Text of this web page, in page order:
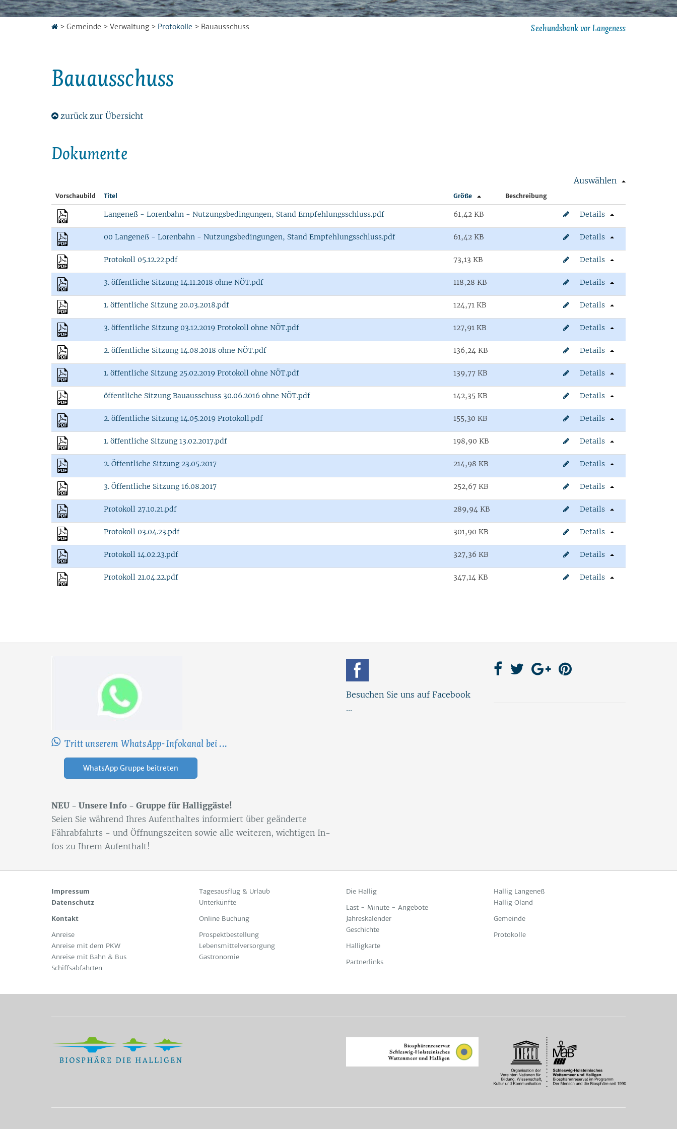
> Gemeinde > Verwaltung > Protokolle > Bauausschuss Seehundsbank vor Langeness
Bauausschuss
zurück zur Übersicht
Dokumente
Auswählen
Vorschaubild Titel Größe Beschreibung
Langeneß - Lorenbahn - Nutzungsbedingungen, Stand Empfehlungsschluss.pdf 61,42 KB Details
00 Langeneß - Lorenbahn - Nutzungsbedingungen, Stand Empfehlungsschluss.pdf 61,42 KB Details
Protokoll 05.12.22.pdf 73,13 KB Details
3. öffentliche Sitzung 14.11.2018 ohne NÖT.pdf 118,28 KB Details
1. öffentliche Sitzung 20.03.2018.pdf 124,71 KB Details
3. öffentliche Sitzung 03.12.2019 Protokoll ohne NÖT.pdf 127,91 KB Details
2. öffentliche Sitzung 14.08.2018 ohne NÖT.pdf 136,24 KB Details
1. öffentliche Sitzung 25.02.2019 Protokoll ohne NÖT.pdf 139,77 KB Details
öffentliche Sitzung Bauausschuss 30.06.2016 ohne NÖT.pdf 142,35 KB Details
2. öffentliche Sitzung 14.05.2019 Protokoll.pdf 155,30 KB Details
1. öffentliche Sitzung 13.02.2017.pdf 198,90 KB Details
2. Öffentliche Sitzung 23.05.2017 214,98 KB Details
3. Öffentliche Sitzung 16.08.2017 252,67 KB Details
Protokoll 27.10.21.pdf 289,94 KB Details
Protokoll 03.04.23.pdf 301,90 KB Details
Protokoll 14.02.23.pdf 327,36 KB Details
Protokoll 21.04.22.pdf 347,14 KB Details
Tritt unserem WhatsApp-Infokanal bei ...
WhatsApp Gruppe beitreten
NEU - Un­se­re Info - Grup­pe für Hal­lig­gäs­te!
Sei­en Sie wäh­rend Ih­res Auf­ent­hal­tes in­for­miert über ge­än­der­te
Fähr­ab­fahrts - und Öff­nungs­zei­ten so­wie alle wei­te­ren, wich­ti­gen In­
fos zu Ih­rem Auf­ent­halt!
Besuchen Sie uns auf Facebook
...
Impressum
Datenschutz
Kontakt
Anreise
Anreise mit dem PKW
Anreise mit Bahn & Bus
Schiffsabfahrten
Tagesausflug & Urlaub
Unterkünfte
Online Buchung
Prospektbestellung
Lebensmittelversorgung
Gastronomie
Die Hallig
Last - Minute - Angebote
Jahreskalender
Geschichte
Halligkarte
Partnerlinks
Hallig Langeneß
Hallig Oland
Gemeinde
Protokolle